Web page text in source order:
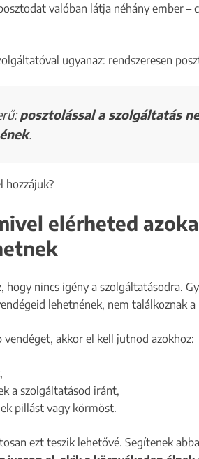
valóban látja néhány ember –
ugyanaz: rendszeresen
posztolással a szolgáltatás
.
hozzájuk?
elérheted
hogy nincs igény a szolgáltatásodra.
lehetnének, nem találkoznak
akkor el kell jutnod azokhoz:
a szolgáltatásod iránt,
pillást vagy körmöst.
ezt teszik lehetővé. Segítenek